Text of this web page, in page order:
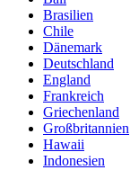
Brasilien
Chile
Dänemark
Deutschland
England
Frankreich
Griechenland
Großbritannien
Hawaii
Indonesien